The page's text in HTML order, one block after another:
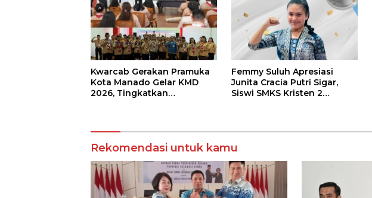
Kwarcab Gerakan Pramuka
Kota Manado Gelar KMD
2026, Tingkatkan
Femmy Suluh Apresiasi
Junita Cracia Putri Sigar,
Siswi SMKS Kristen 2
Rekomendasi untuk kamu